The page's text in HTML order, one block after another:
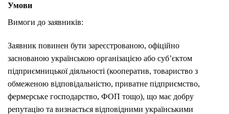
Умови
Вимоги до заявників:
Заявник повинен бути зареєстрованою, офіційно
заснованою українською організацією або суб’єктом
підприємницької діяльності (кооператив, товариство з
обмеженою відповідальністю, приватне підприємство,
фермерське господарство, ФОП тощо), що має добру
репутацію та визнається відповідними українськими